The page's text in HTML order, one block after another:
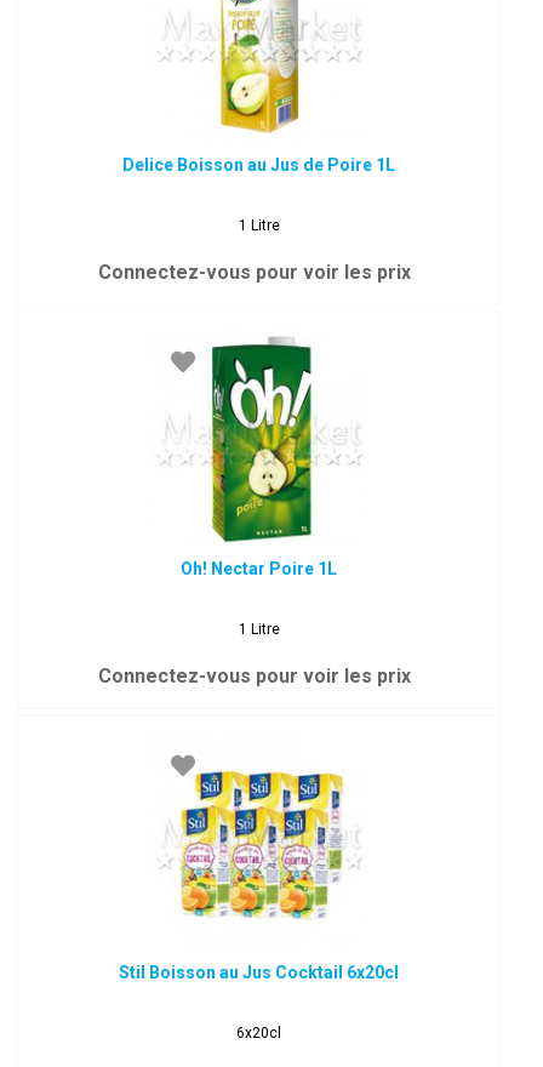
Delice Boisson au Jus de Poire 1L
1 Litre
Connectez-vous pour voir les prix
Oh! Nectar Poire 1L
1 Litre
Connectez-vous pour voir les prix
Stil Boisson au Jus Cocktail 6x20cl
6x20cl